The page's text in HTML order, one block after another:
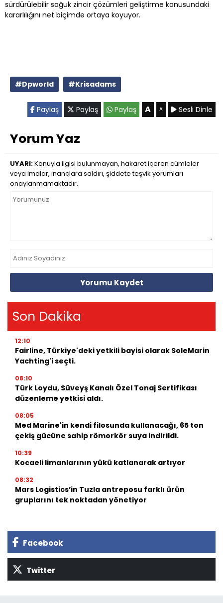
sürdürülebilir soğuk zincir çözümleri geliştirme konusundaki
kararlılığını net biçimde ortaya koyuyor.
#Dpworld #Krisadams
Paylaş Paylaş Paylaş A A Sesli Dinle
Yorum Yaz
UYARI:Konuyla ilgisi bulunmayan, hakaret içeren cümleler
veya imalar, inançlara saldırı, şiddete teşvik yorumları
onaylanmamaktadır.
Yorumu Kaydet
Son Dakika
12:10
Fairline, Türkiye'deki yetkili bayisi olarak SoleMarin
Yachting'i seçti.
08:10
Türk Loydu, Süveyş Kanalı Özel Tonaj Sertifikası
düzenleme yetkisi aldı.
08:05
Med Marine'in kendi filosunda kullanacağı, 65 ton
çekiş gücüne sahip römorkör suya indirildi.
10:39
Kocaeli limanlarının yükü katlanarak artıyor
08:32
Mars Logistics’in Tuzla antreposu farklı ürün
gruplarını tek noktadan yönetiyor
Facebook
Twitter